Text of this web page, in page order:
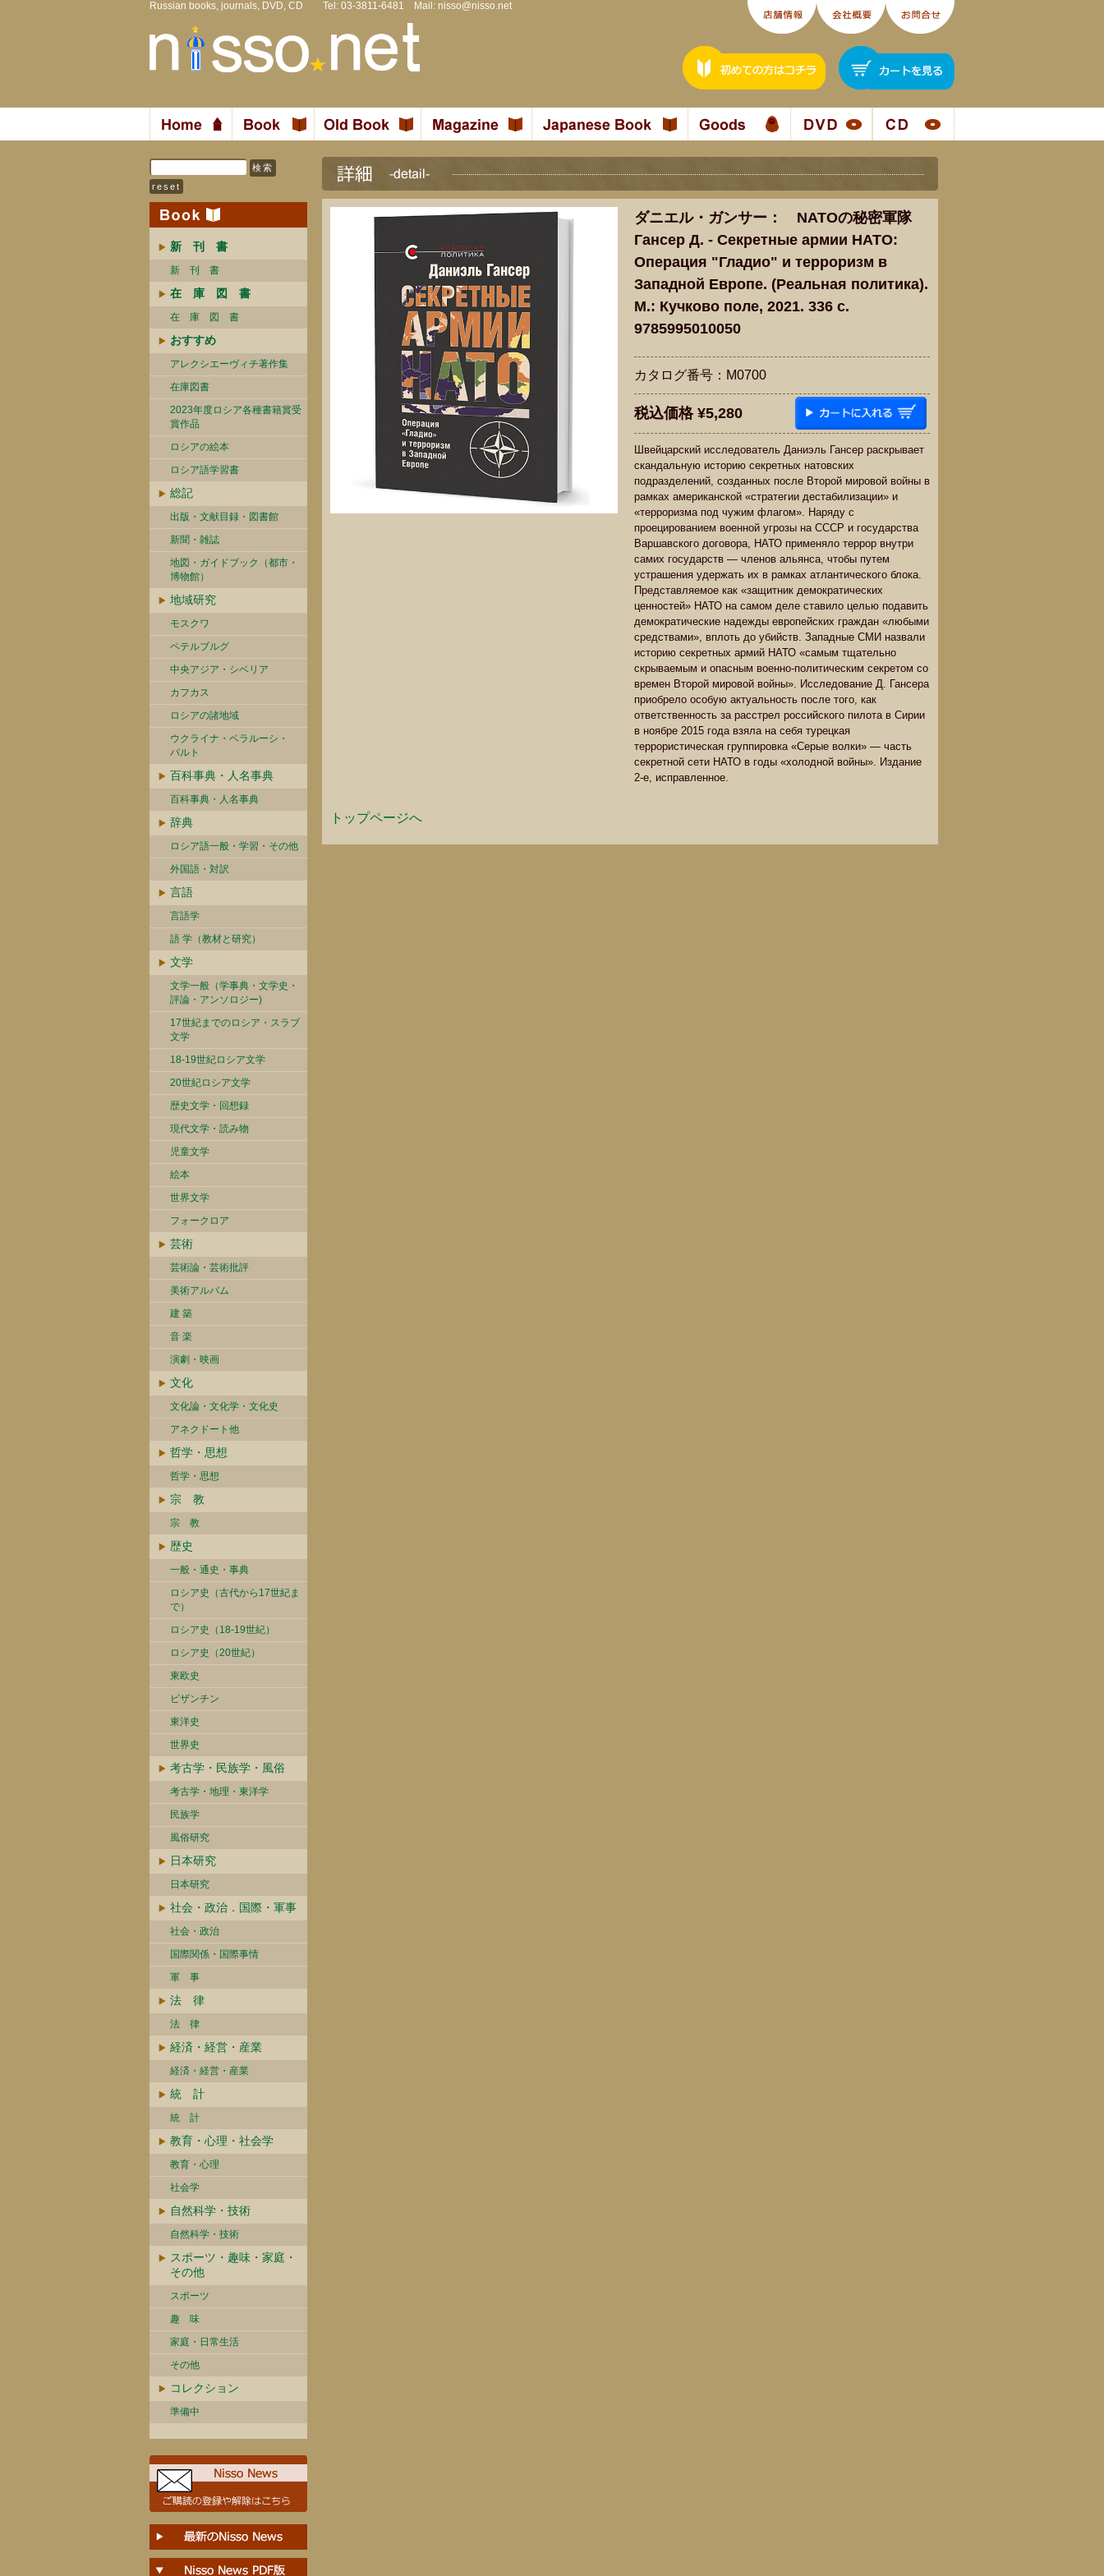
Russian books, journals, DVD, CD Tel: 03-3811-6481 Mail: nisso@nisso.net
新 刊 書
新 刊 書
在 庫 図 書
在 庫 図 書
おすすめ
アレクシエーヴィチ著作集
在庫図書
2023年度ロシア各種書籍賞受
賞作品
ロシアの絵本
ロシア語学習書
総記
出版・文献目録・図書館
新聞・雑誌
地図・ガイドブック（都市・
博物館）
地域研究
モスクワ
ペテルブルグ
中央アジア・シベリア
カフカス
ロシアの諸地域
ウクライナ・ベラルーシ・
バルト
百科事典・人名事典
百科事典・人名事典
辞典
ロシア語一般・学習・その他
外国語・対訳
言語
言語学
語 学（教材と研究）
文学
文学一般（学事典・文学史・
評論・アンソロジー)
17世紀までのロシア・スラブ
文学
18-19世紀ロシア文学
20世紀ロシア文学
歴史文学・回想録
現代文学・読み物
児童文学
絵本
世界文学
フォークロア
芸術
芸術論・芸術批評
美術アルバム
建 築
音 楽
演劇・映画
文化
文化論・文化学・文化史
アネクドート他
哲学・思想
哲学・思想
宗 教
宗 教
歴史
一般・通史・事典
ロシア史（古代から17世紀ま
で）
ロシア史（18-19世紀）
ロシア史（20世紀）
東欧史
ビザンチン
東洋史
世界史
考古学・民族学・風俗
考古学・地理・東洋学
民族学
風俗研究
日本研究
日本研究
社会・政治．国際・軍事
社会・政治
国際関係・国際事情
軍 事
法 律
法 律
経済・経営・産業
経済・経営・産業
統 計
統 計
教育・心理・社会学
教育・心理
社会学
自然科学・技術
自然科学・技術
スポーツ・趣味・家庭・
その他
スポーツ
趣 味
家庭・日常生活
その他
コレクション
準備中
ダニエル・ガンサー： NATOの秘密軍隊
Гансер Д. - Секретные армии НАТО:
Операция "Гладио" и терроризм в
Западной Европе. (Реальная политика).
М.: Кучково поле, 2021. 336 c.
9785995010050
カタログ番号：M0700
税込価格 ¥5,280
Швейцарский исследователь Даниэль Гансер раскрывает
скандальную историю секретных натовских
подразделений, созданных после Второй мировой войны в
рамках американской «стратегии дестабилизации» и
«терроризма под чужим флагом». Наряду с
проецированием военной угрозы на СССР и государства
Варшавского договора, НАТО применяло террор внутри
самих государств — членов альянса, чтобы путем
устрашения удержать их в рамках атлантического блока.
Представляемое как «защитник демократических
ценностей» НАТО на самом деле ставило целью подавить
демократические надежды европейских граждан «любыми
средствами», вплоть до убийств. Западные СМИ назвали
историю секретных армий НАТО «самым тщательно
скрываемым и опасным военно-политическим секретом со
времен Второй мировой войны». Исследование Д. Гансера
приобрело особую актуальность после того, как
ответственность за расстрел российского пилота в Сирии
в ноябре 2015 года взяла на себя турецкая
террористическая группировка «Серые волки» — часть
секретной сети НАТО в годы «холодной войны». Издание
2-е, исправленное.
トップページへ